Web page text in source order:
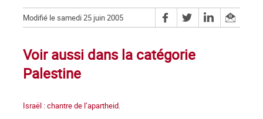
Modifié le samedi 25 juin 2005
Voir aussi dans la catégorie
Palestine
Israël : chantre de l’apartheid.